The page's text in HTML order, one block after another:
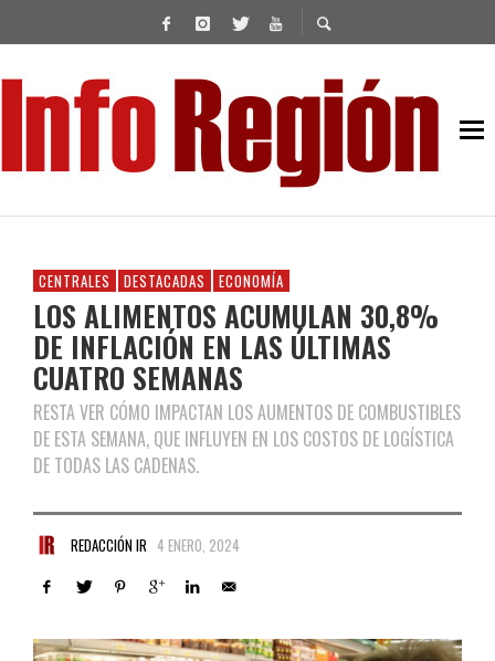
CENTRALES DESTACADAS ECONOMÍA
LOS ALIMENTOS ACUMULAN 30,8%
DE INFLACIÓN EN LAS ÚLTIMAS
CUATRO SEMANAS
RESTA VER CÓMO IMPACTAN LOS AUMENTOS DE COMBUSTIBLES
DE ESTA SEMANA, QUE INFLUYEN EN LOS COSTOS DE LOGÍSTICA
DE TODAS LAS CADENAS.
REDACCIÓN IR 4 ENERO, 2024